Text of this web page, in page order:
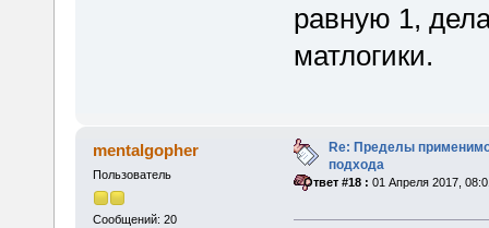
равную 1,
матлогики.
mentalgopher
Пользователь
Сообщений: 20
Re: Пределы
подхода
«Ответ #18 : 01 Апреля 2017,